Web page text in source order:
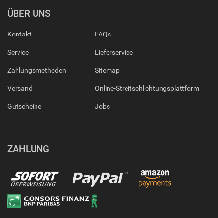
ÜBER UNS
Kontakt
Service
Zahlungsmethoden
Versand
Gutscheine
FAQs
Lieferservice
Sitemap
Online-Streitschlichtungsplattform
Jobs
ZAHLUNG